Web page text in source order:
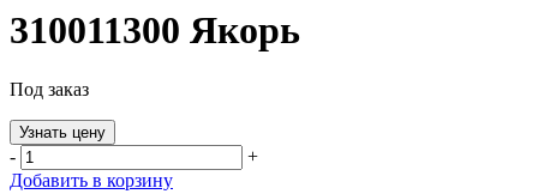
310011300 Якорь
Под заказ
Узнать цену
-
+
Добавить в корзину